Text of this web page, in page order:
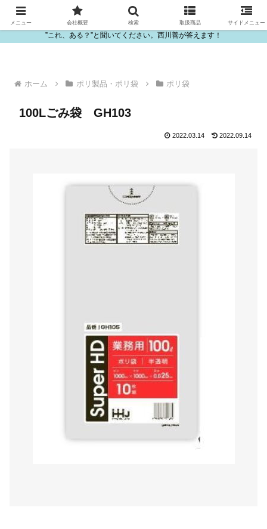
ビニール・プラスチック製品の卸販売は西川善
”これ、ある？”と聞いてください。西川善が答えます！
ホーム ポリ製品・ポリ袋 ポリ袋
100Lごみ袋 GH103
2022.03.14 2022.09.14
メニュー 会社概要 検索 取扱商品 サイドメニュー